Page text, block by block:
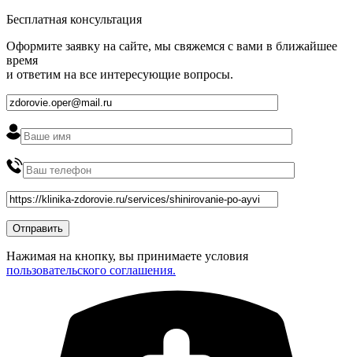
Бесплатная консультация
Оформите заявку на сайте, мы свяжемся с вами в ближайшее
время
и ответим на все интересующие вопросы.
Нажимая на кнопку, вы принимаете условия
пользовательского соглашения.